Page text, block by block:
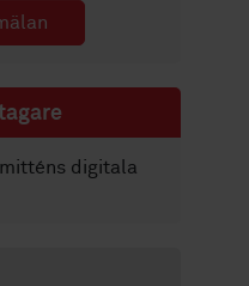
digitala